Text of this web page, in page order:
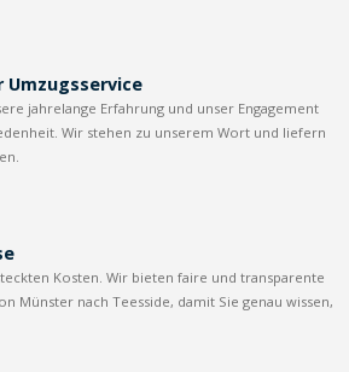
Umzugsservice
jahrelange Erfahrung und unser Engagement
Wir stehen zu unserem Wort und liefern
Kosten. Wir bieten faire und transparente
Münster nach Teesside, damit Sie genau wissen,